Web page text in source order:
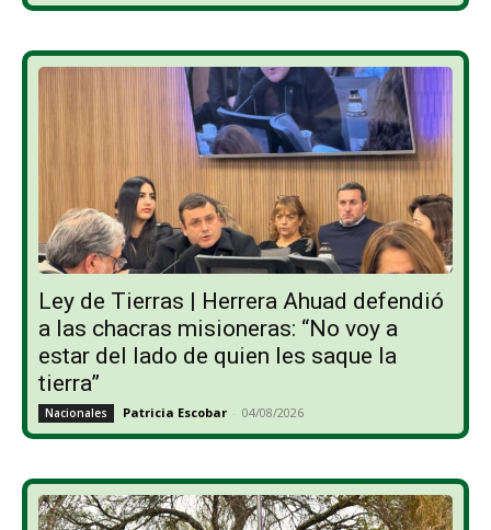
Ley de Tierras | Herrera Ahuad defendió
a las chacras misioneras: “No voy a
estar del lado de quien les saque la
tierra”
Nacionales Patricia Escobar - 04/08/2026